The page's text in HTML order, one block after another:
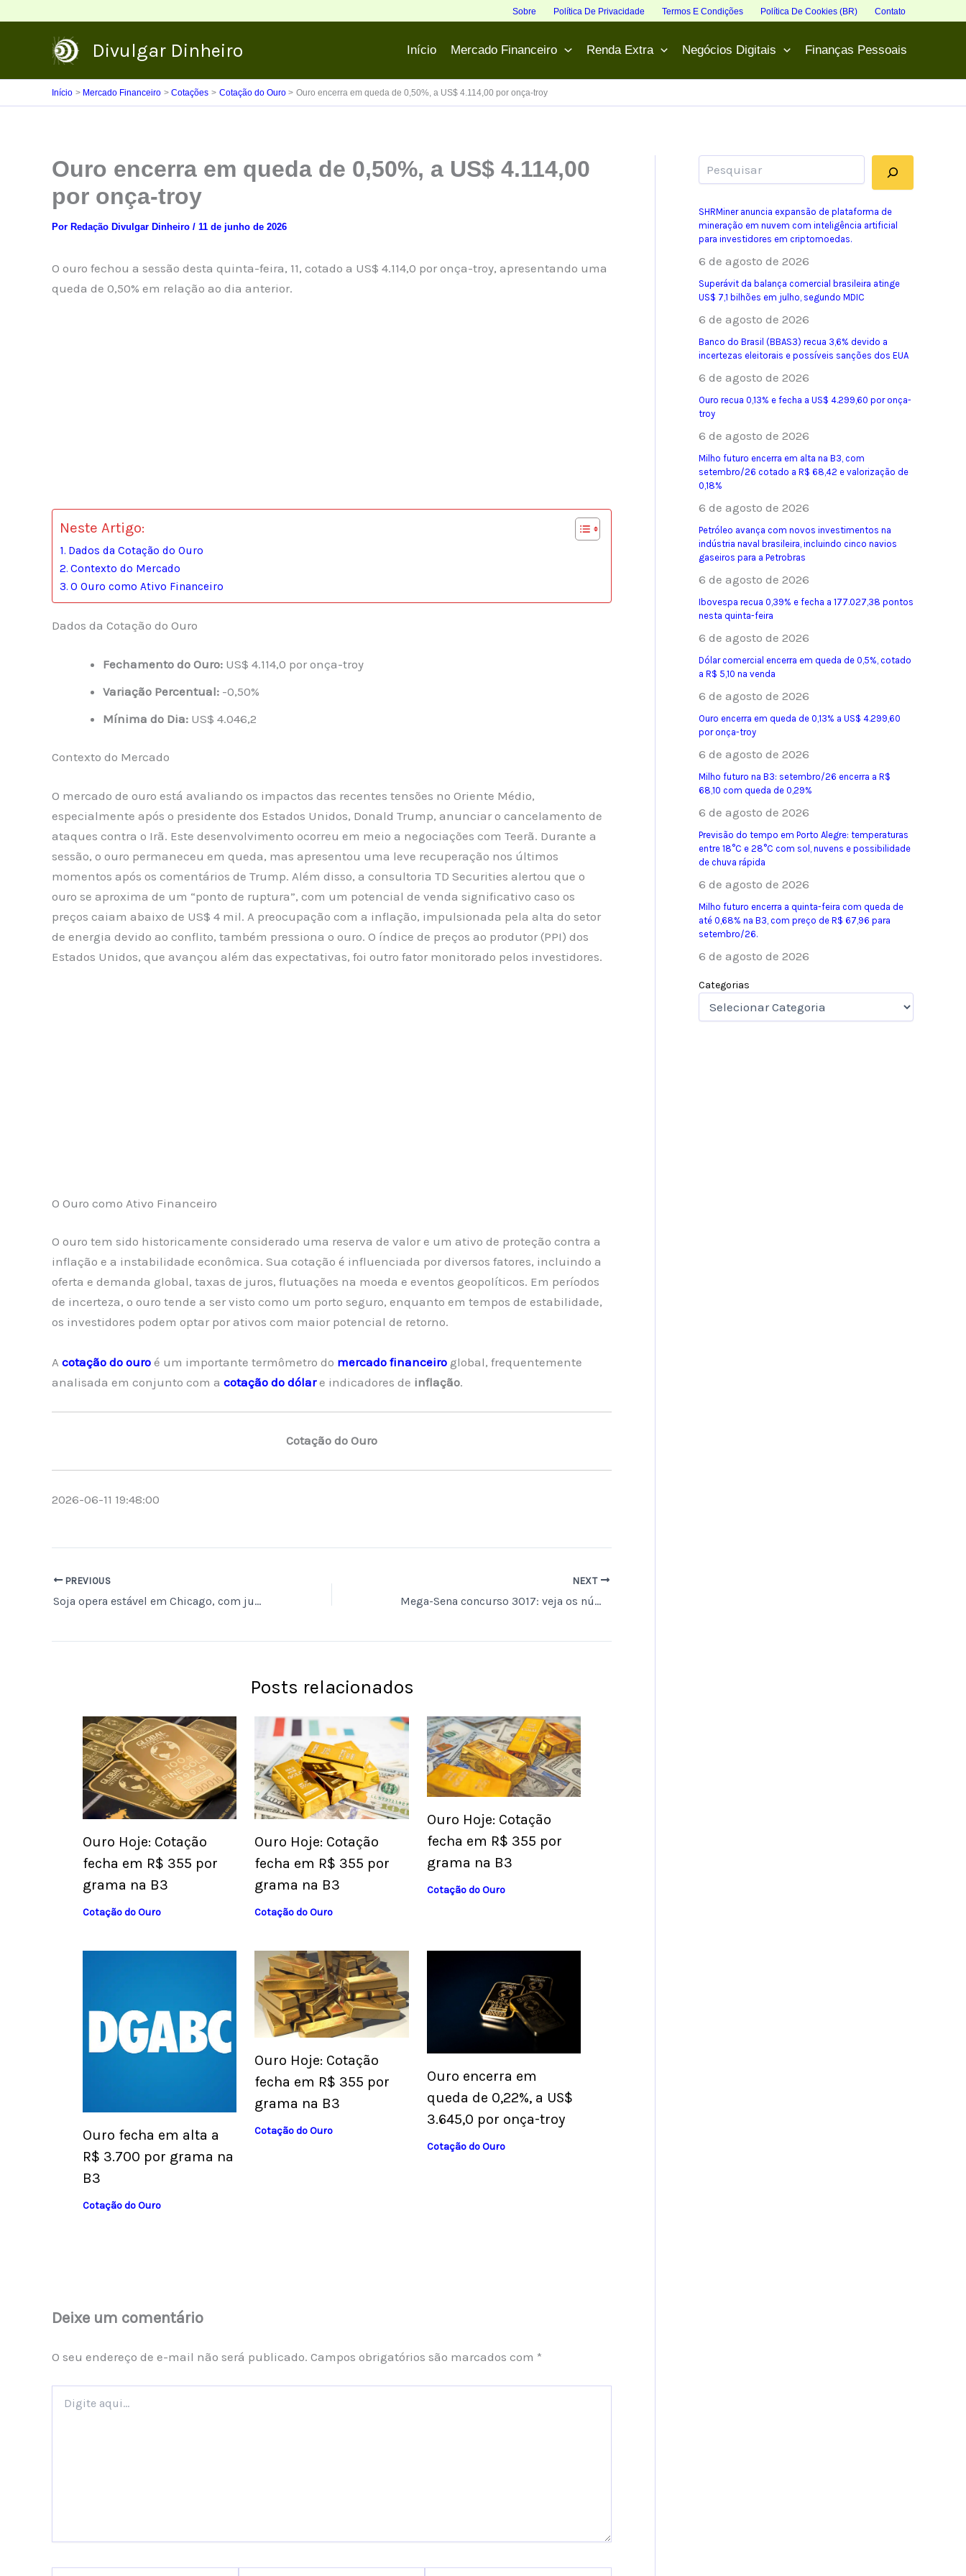
Sobre Política De Privacidade Termos E Condições Política De Cookies (BR) Contato
Divulgar Dinheiro Início Mercado Financeiro Renda Extra Negócios Digitais Finanças Pessoais
Início Mercado Financeiro Cotações Cotação do Ouro Ouro encerra em queda de 0,50%, a US$ 4.114,00 por onça-troy
Ouro encerra em queda de 0,50%, a US$ 4.114,00
por onça-troy
Por Redação Divulgar Dinheiro / 11 de junho de 2026
O ouro fechou a sessão desta quinta-feira, 11, cotado a US$ 4.114,0 por onça-troy, apresentando uma
queda de 0,50% em relação ao dia anterior.
Neste Artigo:
Dados da Cotação do Ouro
Contexto do Mercado
O Ouro como Ativo Financeiro
Dados da Cotação do Ouro
Fechamento do Ouro: US$ 4.114,0 por onça-troy
Variação Percentual: -0,50%
Mínima do Dia: US$ 4.046,2
Contexto do Mercado
O mercado de ouro está avaliando os impactos das recentes tensões no Oriente Médio,
especialmente após o presidente dos Estados Unidos, Donald Trump, anunciar o cancelamento de
ataques contra o Irã. Este desenvolvimento ocorreu em meio a negociações com Teerã. Durante a
sessão, o ouro permaneceu em queda, mas apresentou uma leve recuperação nos últimos
momentos após os comentários de Trump. Além disso, a consultoria TD Securities alertou que o
ouro se aproxima de um “ponto de ruptura”, com um potencial de venda significativo caso os
preços caiam abaixo de US$ 4 mil. A preocupação com a inflação, impulsionada pela alta do setor
de energia devido ao conflito, também pressiona o ouro. O índice de preços ao produtor (PPI) dos
Estados Unidos, que avançou além das expectativas, foi outro fator monitorado pelos investidores.
O Ouro como Ativo Financeiro
O ouro tem sido historicamente considerado uma reserva de valor e um ativo de proteção contra a
inflação e a instabilidade econômica. Sua cotação é influenciada por diversos fatores, incluindo a
oferta e demanda global, taxas de juros, flutuações na moeda e eventos geopolíticos. Em períodos
de incerteza, o ouro tende a ser visto como um porto seguro, enquanto em tempos de estabilidade,
os investidores podem optar por ativos com maior potencial de retorno.
A cotação do ouro é um importante termômetro do mercado financeiro global, frequentemente
analisada em conjunto com a cotação do dólare indicadores de inflação.
Cotação do Ouro
2026-06-11 19:48:00
PREVIOUS
Soja opera estável em Chicago, com julho a US$ 11,22 e setembro a US$ 11,26 por bushel
NEXT
Mega-Sena concurso 3017: veja os números sorteados agora
Posts relacionados
Ouro Hoje: Cotação
fecha em R$ 355 por
grama na B3
Cotação do Ouro
Ouro Hoje: Cotação
fecha em R$ 355 por
grama na B3
Cotação do Ouro
Ouro Hoje: Cotação
fecha em R$ 355 por
grama na B3
Cotação do Ouro
Ouro fecha em alta a
R$ 3.700 por grama na
B3
Cotação do Ouro
Ouro Hoje: Cotação
fecha em R$ 355 por
grama na B3
Cotação do Ouro
Ouro encerra em
queda de 0,22%, a US$
3.645,0 por onça-troy
Cotação do Ouro
Deixe um comentário
O seu endereço de e-mail não será publicado. Campos obrigatórios são marcados com *
aqui...
SHRMiner anuncia expansão de plataforma de
mineração em nuvem com inteligência artificial
para investidores em criptomoedas.
6 de agosto de 2026
Superávit da balança comercial brasileira atinge
US$ 7,1 bilhões em julho, segundo MDIC
6 de agosto de 2026
Banco do Brasil (BBAS3) recua 3,6% devido a
incertezas eleitorais e possíveis sanções dos EUA
6 de agosto de 2026
Ouro recua 0,13% e fecha a US$ 4.299,60 por onça-
troy
6 de agosto de 2026
Milho futuro encerra em alta na B3, com
setembro/26 cotado a R$ 68,42 e valorização de
0,18%
6 de agosto de 2026
Petróleo avança com novos investimentos na
indústria naval brasileira, incluindo cinco navios
gaseiros para a Petrobras
6 de agosto de 2026
Ibovespa recua 0,39% e fecha a 177.027,38 pontos
nesta quinta-feira
6 de agosto de 2026
Dólar comercial encerra em queda de 0,5%, cotado
a R$ 5,10 na venda
6 de agosto de 2026
Ouro encerra em queda de 0,13% a US$ 4.299,60
por onça-troy
6 de agosto de 2026
Milho futuro na B3: setembro/26 encerra a R$
68,10 com queda de 0,29%
6 de agosto de 2026
Previsão do tempo em Porto Alegre: temperaturas
entre 18°C e 28°C com sol, nuvens e possibilidade
de chuva rápida
6 de agosto de 2026
Milho futuro encerra a quinta-feira com queda de
até 0,68% na B3, com preço de R$ 67,96 para
setembro/26.
6 de agosto de 2026
Categorias